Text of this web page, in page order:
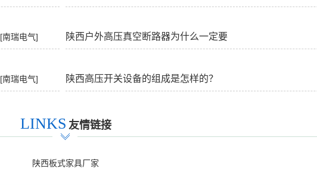
[南瑞电气] 陕西户外高压真空断路器为什么一定要
[南瑞电气] 陕西高压开关设备的组成是怎样的？
LINKS 友情链接
陕西板式家具厂家